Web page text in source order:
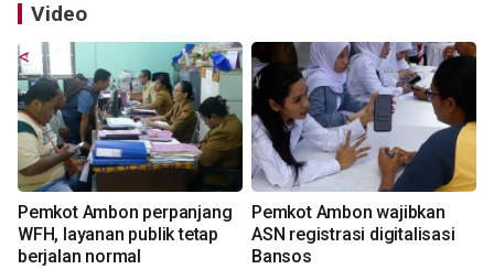
Video
Pemkot Ambon perpanjang
WFH, layanan publik tetap
berjalan normal
Pemkot Ambon wajibkan
ASN registrasi digitalisasi
Bansos